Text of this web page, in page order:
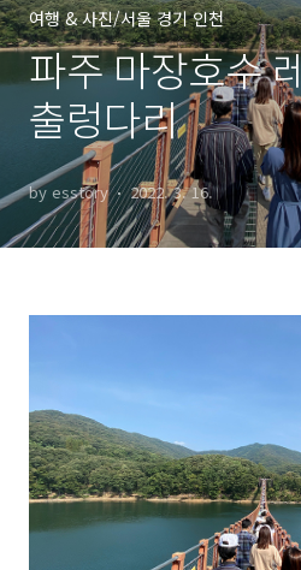
여행 & 사진/서울 경기 인천
파주 마장호수
출렁다리
by esstory 2022. 3. 16.